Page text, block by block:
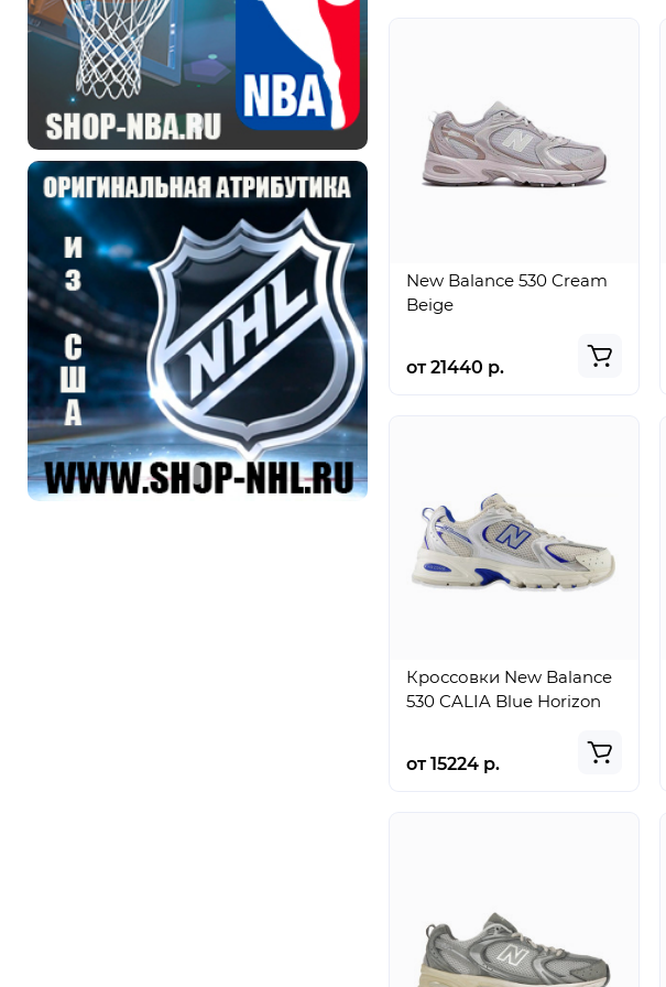
New Balance 530 Cream
Beige
от 21440 р.
Кроссовки New Balance
530 CALIA Blue Horizon
от 15224 р.